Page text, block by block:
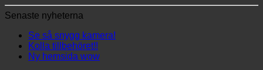
Senaste nyheterna
Se så snygg kamera!
Kolla tillbehöret!!
Ny hemsida wow